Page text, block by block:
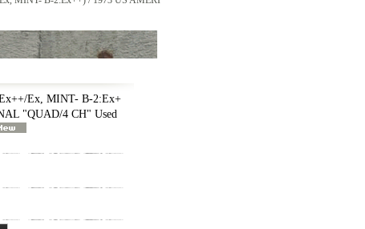
Ex, MINT- B-2:Ex+
"QUAD/4 CH" Used